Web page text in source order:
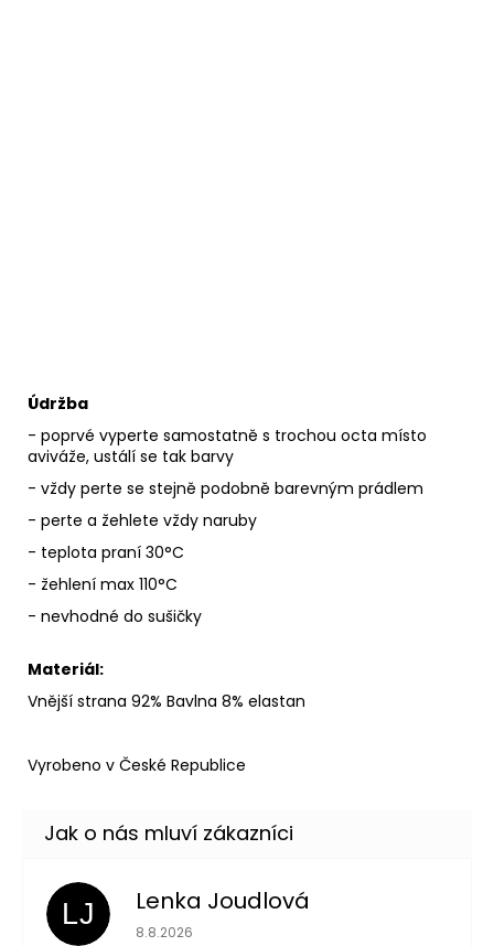
Údržba
- poprvé vyperte samostatně s trochou octa místo
aviváže, ustálí se tak barvy
- vždy perte se stejně podobně barevným prádlem
- perte a žehlete vždy naruby
- teplota praní 30°C
- žehlení max 110°C
- nevhodné do sušičky
Materiál:
Vnější strana 92% Bavlna 8% elastan
Vyrobeno v České Republice
LJ Lenka Joudlová
Hodnocení obchodu je 5 z 5 hvězdiček.
8.8.2026